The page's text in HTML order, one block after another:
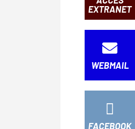
EXTRANET
WEBMAIL
FACEBOOK